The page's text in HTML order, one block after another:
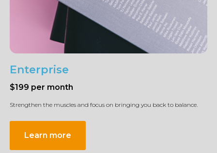
Enterprise
$199 per month
Strengthen the muscles and focus on bringing you back to balance.
Learn more